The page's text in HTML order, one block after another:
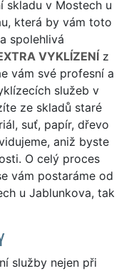
skladu v Mostech u
která by vám toto
spolehlivá
VYKLÍZENÍ z
vám své profesní a
služeb v
ze skladů staré
suť, papír, dřevo
aniž byste
O celý proces
vám postaráme od
u Jablunkova, tak
služby nejen při